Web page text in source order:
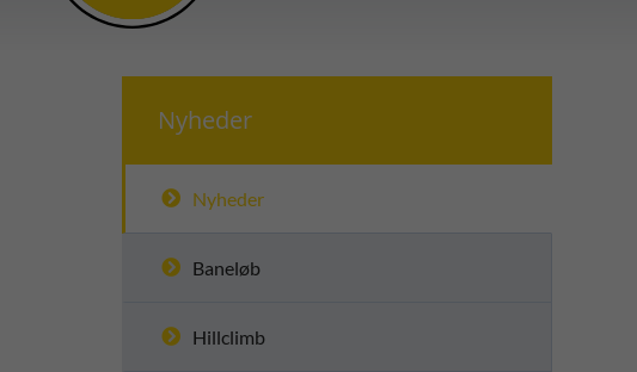
Nyheder
Nyheder
Baneløb
Hillclimb